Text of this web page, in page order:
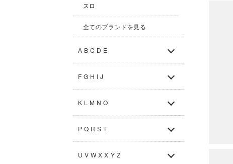
スロ
全てのブランドを見る
A B C D E
F G H I J
K L M N O
P Q R S T
U V W X X Y Z